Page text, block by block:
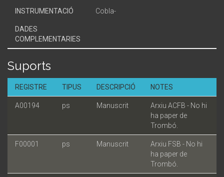
INSTRUMENTACIÓ Cobla-
DADES
COMPLEMENTARIES
Suports
REGISTRE TIPUS DESCRIPCIÓ NOTES
A00194 ps Manuscrit
Arxiu ACFB - No hi
ha paper de
Trombó.
F00001 ps Manuscrit
Arxiu FSB - No hi
ha paper de
Trombó.